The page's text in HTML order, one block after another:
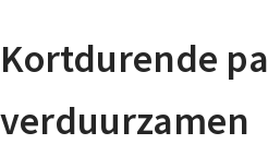
Kortdurende
verduurzamen